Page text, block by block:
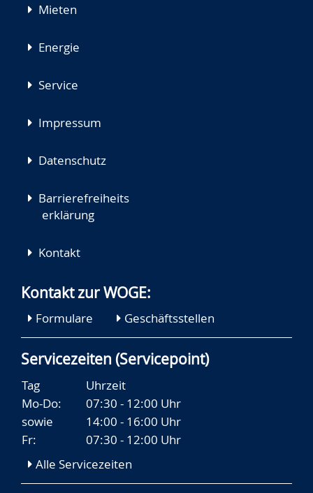
Mieten
Energie
Service
Impressum
Datenschutz
Barrierefreiheits
erklärung
Kontakt
Kontakt zur WOGE:
Formulare Geschäftsstellen
Servicezeiten (Servicepoint)
Tag
Uhrzeit
Mo-Do:
07:30 - 12:00 Uhr
sowie
14:00 - 16:00 Uhr
Fr:
07:30 - 12:00 Uhr
Alle Servicezeiten